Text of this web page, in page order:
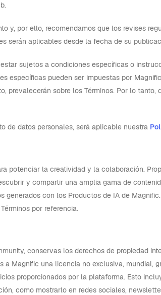
y, por ello, recomendamos que los revises
serán aplicables desde la fecha de su
sujetos a condiciones específicas o
específicas pueden ser impuestas por
prevalecerán sobre los Términos. Por lo
de datos personales, será aplicable nuestra
potenciar la creatividad y la colaboración.
y compartir una amplia gama de
con los Productos de IA de
por referencia.
conservas los derechos de propiedad
Magnific una licencia no exclusiva, mundial,
proporcionados por la plataforma. Esto
como mostrarlo en redes sociales,